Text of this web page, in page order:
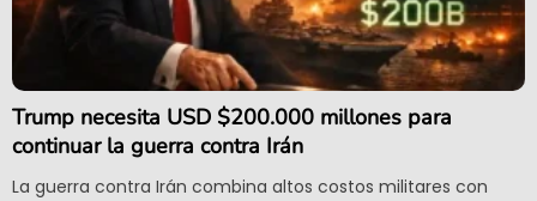
Trump necesita USD $200.000 millones para
continuar la guerra contra Irán
La guerra contra Irán combina altos costos militares con